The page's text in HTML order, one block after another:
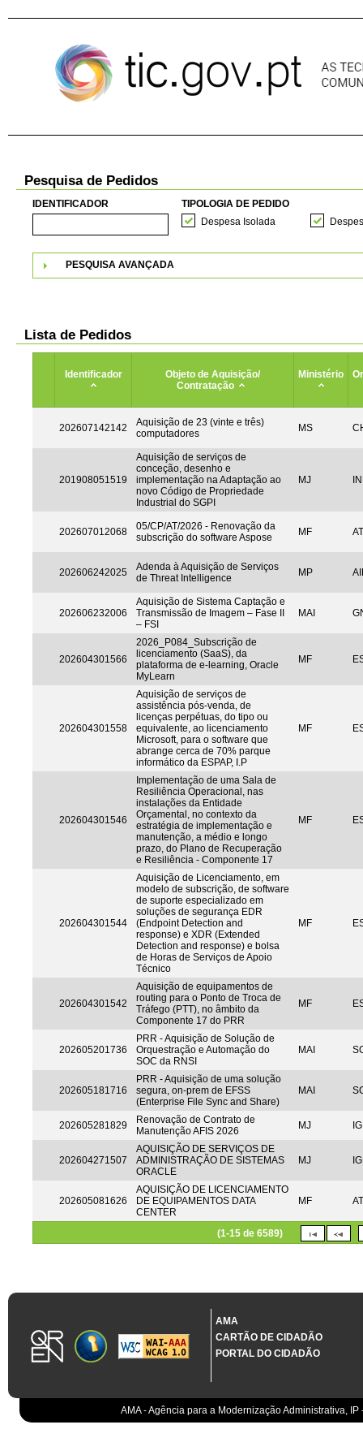
Pesquisa de Pedidos
IDENTIFICADOR
TIPOLOGIA DE PEDIDO
Despesa Isolada
PESQUISA AVANÇADA
Lista de Pedidos
Identificador
Objeto de Aquisição/
Contratação
Ministério
202607142142
Aquisição de 23 (vinte e três)
computadores
MS
201908051519
Aquisição de serviços de
conceção, desenho e
implementação na Adaptação ao
novo Código de Propriedade
Industrial do SGPI
MJ
202607012068
05/CP/AT/2026 - Renovação da
subscrição do software Aspose
MF AT
202606242025
Adenda à Aquisição de Serviços
de Threat Intelligence
MP
202606232006
Aquisição de Sistema Captação e
Transmissão de Imagem – Fase II
– FSI
MAI
202604301566
2026_P084_Subscrição de
licenciamento (SaaS), da
plataforma de e-learning, Oracle
MyLearn
MF
202604301558
Aquisição de serviços de
assistência pós-venda, de
licenças perpétuas, do tipo ou
equivalente, ao licenciamento
Microsoft, para o software que
abrange cerca de 70% parque
informático da ESPAP, I.P
MF
202604301546
Implementação de uma Sala de
Resiliência Operacional, nas
instalações da Entidade
Orçamental, no contexto da
estratégia de implementação e
manutenção, a médio e longo
prazo, do Plano de Recuperação
e Resiliência - Componente 17
MF
202604301544
Aquisição de Licenciamento, em
modelo de subscrição, de software
de suporte especializado em
soluções de segurança EDR
(Endpoint Detection and
response) e XDR (Extended
Detection and response) e bolsa
de Horas de Serviços de Apoio
Técnico
MF
202604301542
Aquisição de equipamentos de
routing para o Ponto de Troca de
Tráfego (PTT), no âmbito da
Componente 17 do PRR
MF
202605201736
PRR - Aquisição de Solução de
Orquestração e Automação do
SOC da RNSI
MAI
202605181716
PRR - Aquisição de uma solução
segura, on-prem de EFSS
(Enterprise File Sync and Share)
MAI
202605281829
Renovação de Contrato de
Manutenção AFIS 2026
MJ
202604271507
AQUISIÇÃO DE SERVIÇOS DE
ADMINISTRAÇÃO DE SISTEMAS
ORACLE
MJ
202605081626
AQUISIÇÃO DE LICENCIAMENTO
DE EQUIPAMENTOS DATA
CENTER
MF AT
(1-15 de 6589)
AMA
CARTÃO DE CIDADÃO
PORTAL DO CIDADÃO
AMA - Agência para a Modernização Administrativa,